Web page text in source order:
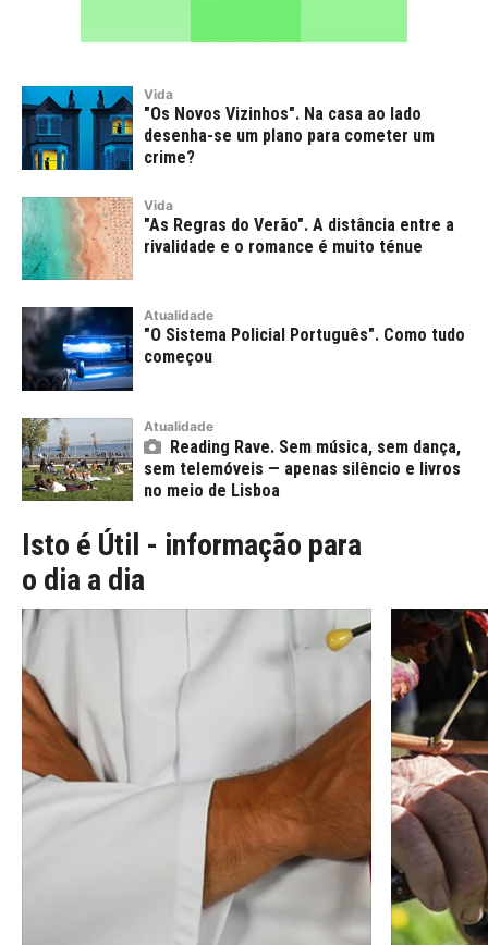
Vida
"Os Novos Vizinhos". Na casa ao lado
desenha-se um plano para cometer um
crime?
Vida
"As Regras do Verão". A distância entre a
rivalidade e o romance é muito ténue
Atualidade
"O Sistema Policial Português". Como tudo
começou
Atualidade
Reading Rave. Sem música, sem dança,
sem telemóveis — apenas silêncio e livros
no meio de Lisboa
Isto é Útil - informação para
o dia a dia